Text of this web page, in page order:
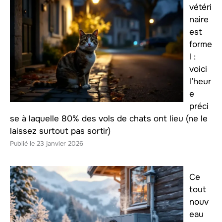
vétéri
naire
est
forme
l :
voici
l’heur
e
préci
se à laquelle 80% des vols de chats ont lieu (ne le
laissez surtout pas sortir)
23 janvier 2026
Ce
tout
nouv
eau